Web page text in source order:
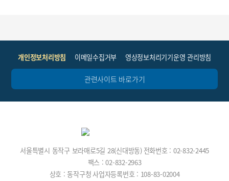
개인정보처리방침 이메일수집거부 영상정보처리기기운영 관리방침
관련사이트 바로가기
서울특별시 동작구 보라매로5길 28(신대방동) 전화번호 : 02-832-2445
팩스 : 02-832-2963
상호 : 동작구청 사업자등록번호 : 108-83-02004